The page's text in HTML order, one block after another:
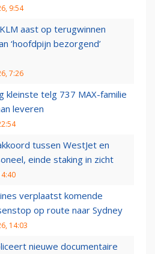
9:54
aast op terugwinnen
‘hoofdpijn bezorgend’
7:26
kleinste telg 737 MAX-familie
leveren
tussen WestJet en
einde staking in zicht
verplaatst komende
op route naar Sydney
14:03
nieuwe documentaire